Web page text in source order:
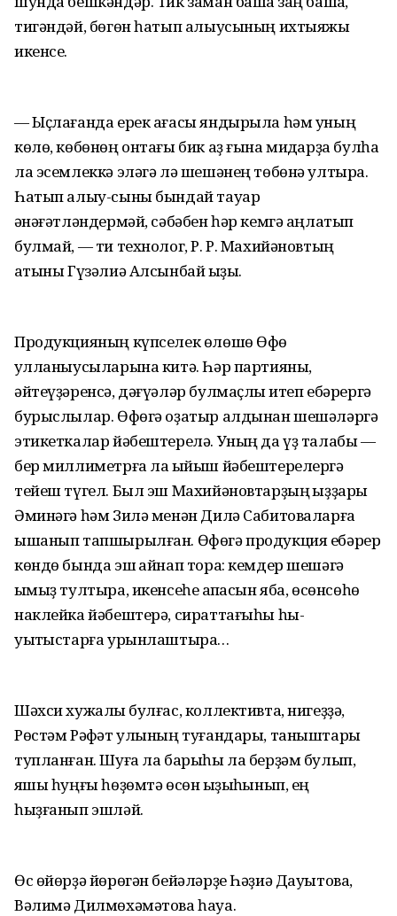
тигәндәй, бөгөн һатып алыусының ихтыяжы
икенсе.
— Ыҫлағанда ерек ағасы яндырыла һәм уның
көлө, көбөнөң онтағы бик аҙ ғына миҡдарҙа булһа
ла эсемлеккә эләгә лә шешәнең төбөнә ултыра.
Һатып алыу-сыны бындай тауар
ҡәнәғәтләндермәй, сәбәбен һәр кемгә аңлатып
булмай, — ти технолог, Р. Р. Махийәновтың
ҡатыны Гүзәлиә Алсынбай ҡыҙы.
Продукцияның күпселек өлөшө Өфө
ҡулланыусыларына китә. Һәр партияны,
әйтеүҙәренсә, дәғүәләр булмаҫлыҡ итеп ебәрергә
бурыслылар. Өфөгә оҙатыр алдынан шешәләргә
этикеткалар йәбештерелә. Уның да үҙ талабы —
бер миллиметрға ла ҡыйыш йәбештерелергә
тейеш түгел. Был эш Махийәновтарҙың ҡыҙҙары
Әминәгә һәм Зилә менән Дилә Сабитоваларға
ышанып тапшырылған. Өфөгә продукция ебәрер
көндө бында эш ҡайнап тора: кемдер шешәгә
ҡымыҙ тултыра, икенсеһе ҡапҡасын яба, өсөнсөһө
наклейка йәбештерә, сираттағыһы һы-
уытҡыстарға урынлаштыра…
Шәхси хужалыҡ булғас, коллективта, нигеҙҙә,
Рөстәм Рәфҡәт улының туғандары, таныштары
тупланған. Шуға ла барыһы ла берҙәм булып,
яҡшы һуңғы һөҙөмтә өсөн ҡыҙыҡһынып, ең
һыҙғанып эшләй.
Өс өйөрҙә йөрөгән бейәләрҙе Һәҙиә Дауытова,
Вәлимә Дилмөхәмәтова һауа.